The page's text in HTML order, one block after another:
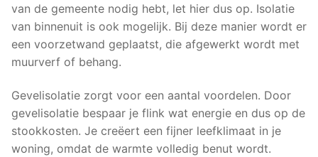
van de gemeente nodig hebt, let hier dus op. Isolatie
van binnenuit is ook mogelijk. Bij deze manier wordt er
een voorzetwand geplaatst, die afgewerkt wordt met
muurverf of behang.
Gevelisolatie zorgt voor een aantal voordelen. Door
gevelisolatie bespaar je flink wat energie en dus op de
stookkosten. Je creëert een fijner leefklimaat in je
woning, omdat de warmte volledig benut wordt.